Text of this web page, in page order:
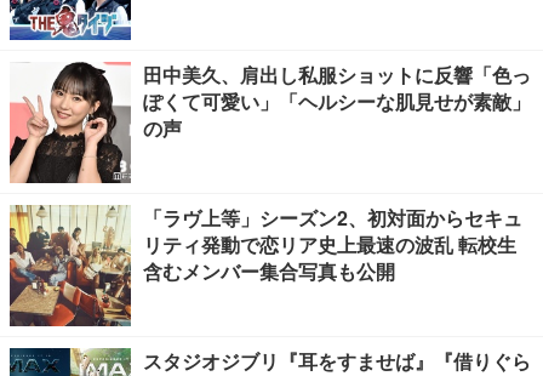
田中美久、肩出し私服ショットに反響「色っ
ぽくて可愛い」「ヘルシーな肌見せが素敵」
の声
「ラヴ上等」シーズン2、初対面からセキュ
リティ発動で恋リア史上最速の波乱 転校生
含むメンバー集合写真も公開
スタジオジブリ『耳をすませば』『借りぐら